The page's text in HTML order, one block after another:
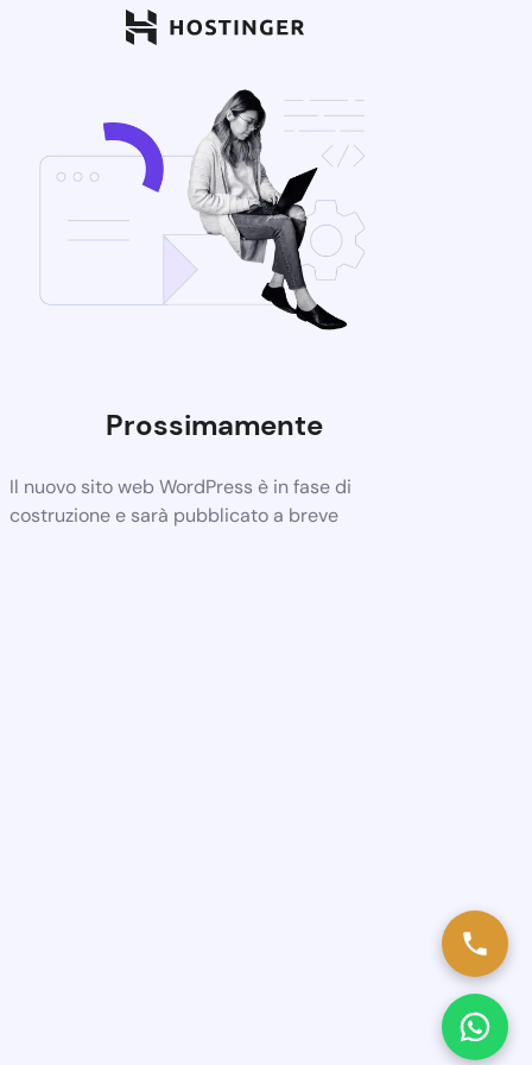
Prossimamente
Il nuovo sito web WordPress è in fase di
costruzione e sarà pubblicato a breve